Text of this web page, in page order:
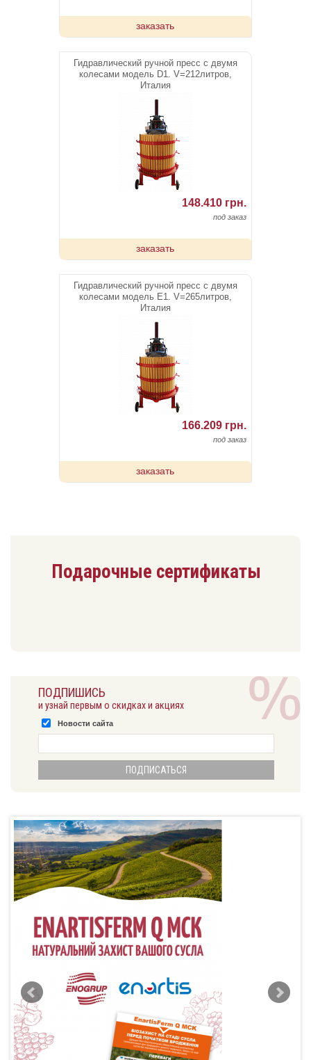
заказать
Гидравлический ручной пресс с двумя
колесами модель D1. V=212литров,
Италия
148.410 грн.
под заказ
заказать
Гидравлический ручной пресс с двумя
колесами модель E1. V=265литров,
Италия
166.209 грн.
под заказ
заказать
Подарочные сертификаты
ПОДПИШИСЬ
и узнай первым о скидках и акциях
Новости сайта